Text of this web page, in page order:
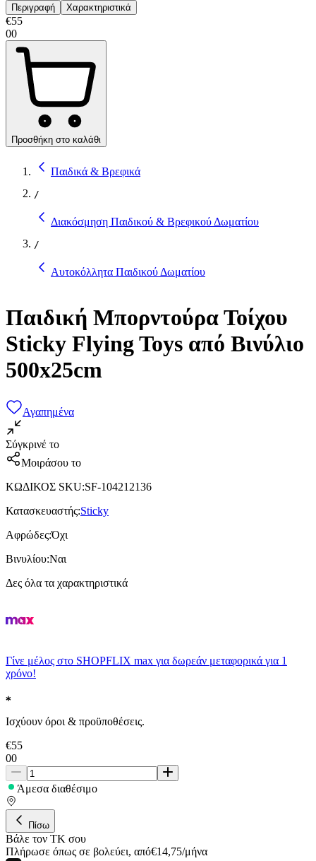
Περιγραφή Χαρακτηριστικά
€55
00
Προσθήκη στο καλάθι
Παιδικά & Βρεφικά
/
Διακόσμηση Παιδικού & Βρεφικού Δωματίου
/
Αυτοκόλλητα Παιδικού Δωματίου
Παιδική Μπορντούρα Τοίχου
Sticky Flying Toys από Βινύλιο
500x25cm
Αγαπημένα
Σύγκρινέ το
Μοιράσου το
ΚΩΔΙΚΟΣ SKU:SF-104212136
Κατασκευαστής:Sticky
Αφρώδες:Όχι
Βινυλίου:Ναι
Δες όλα τα χαρακτηριστικά
Γίνε μέλος στο SHOPFLIX max για δωρεάν μεταφορικά για 1
χρόνο!
Ισχύουν όροι & προϋποθέσεις.
€55
00
Άμεσα διαθέσιμο
Πίσω
Βάλε τον ΤΚ σου
Πλήρωσε όπως σε βολεύει, από€14,75/μήνα